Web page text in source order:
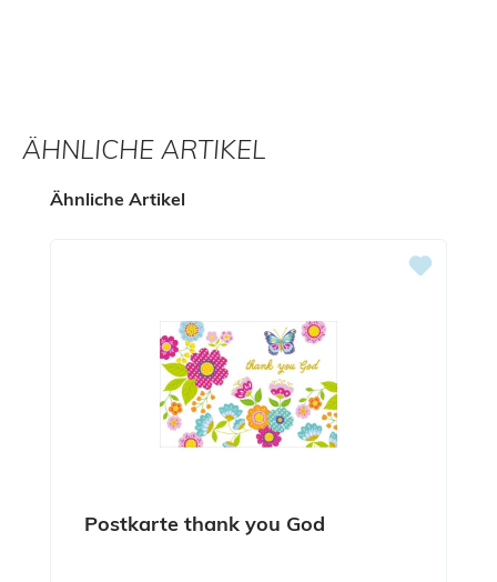
ÄHNLICHE ARTIKEL
Produktgalerie überspringen
Ähnliche Artikel
Postkarte thank you God